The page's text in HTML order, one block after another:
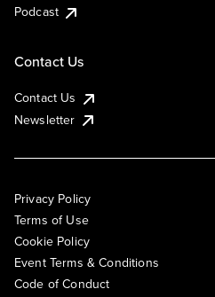
Podcast
Contact Us
Contact Us
Newsletter
Privacy Policy
Terms of Use
Cookie Policy
Event Terms & Conditions
Code of Conduct